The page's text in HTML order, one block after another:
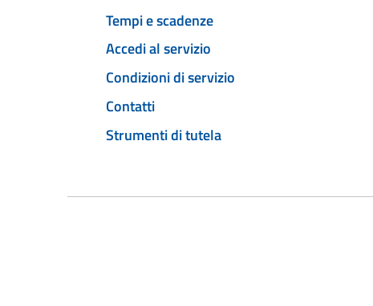
Tempi e scadenze
Accedi al servizio
Condizioni di servizio
Contatti
Strumenti di tutela